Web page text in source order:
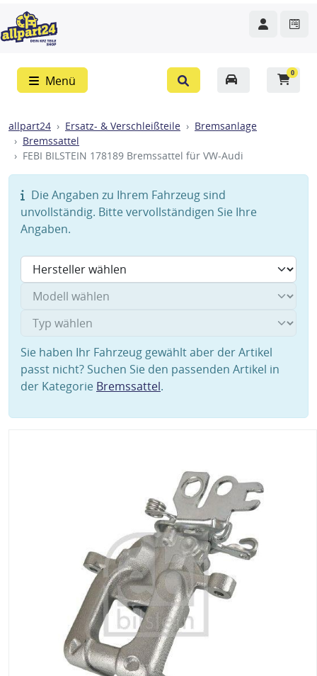
Menü
0
allpart24 Ersatz- & Verschleißteile
Bremsanlage
Bremssattel
FEBI BILSTEIN 178189 Bremssattel für VW-Audi
Die Angaben zu Ihrem Fahrzeug sind
unvollständig. Bitte vervollständigen Sie Ihre
Angaben.
Sie haben Ihr Fahrzeug gewählt aber der Artikel
passt nicht? Suchen Sie den passenden Artikel in
der Kategorie Bremssattel.